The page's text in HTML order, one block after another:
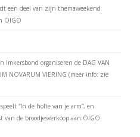
een deel van zijn themaweekend
OIGO
Imkersbond organiseren de DAG VAN
NOVARUM VIERING (meer info: zie
“In de holte van je arm”, en
van de broodjesverkoop aan OIGO.